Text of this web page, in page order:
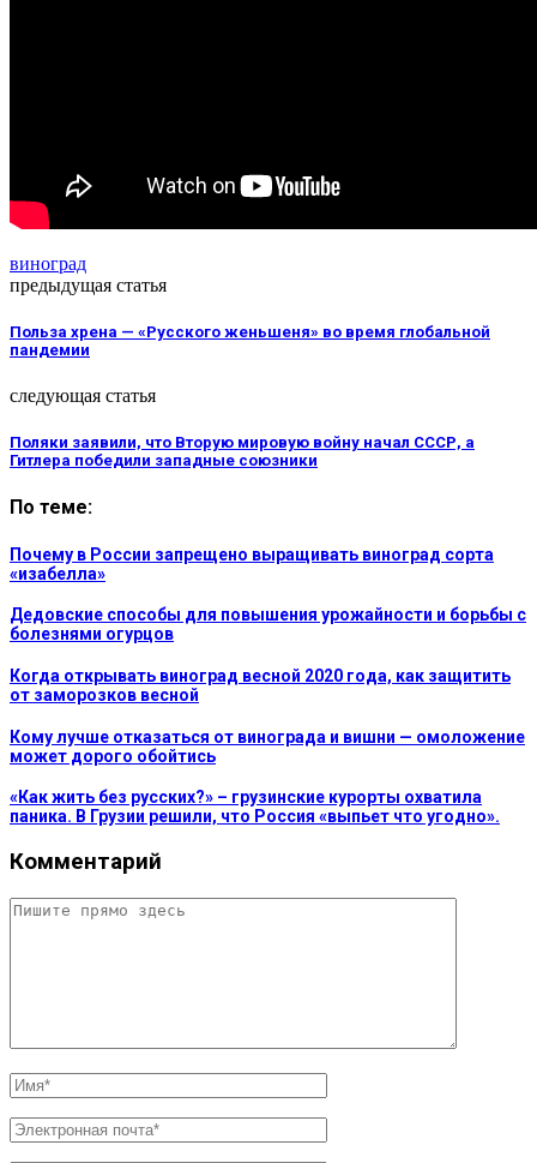
виноград
предыдущая статья
Польза хрена — «Русского женьшеня» во время глобальной
пандемии
следующая статья
Поляки заявили, что Вторую мировую войну начал СССР, а
Гитлера победили западные союзники
По теме:
Почему в России запрещено выращивать виноград сорта
«изабелла»
Дедовские способы для повышения урожайности и борьбы с
болезнями огурцов
Когда открывать виноград весной 2020 года, как защитить
от заморозков весной
Кому лучше отказаться от винограда и вишни — омоложение
может дорого обойтись
«Как жить без русских?» – грузинские курорты охватила
паника. В Грузии решили, что Россия «выпьет что угодно».
Комментарий